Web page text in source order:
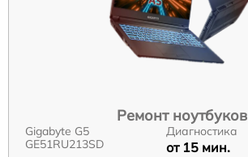
Ремонт ноутбуков
Gigabyte G5
GE51RU213SD
Диагностика
от 15 мин.